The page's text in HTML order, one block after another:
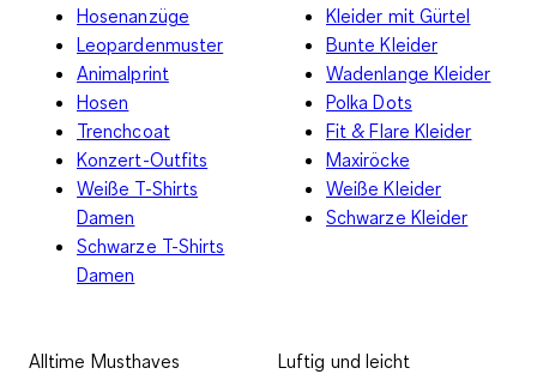
Hosenanzüge
Leopardenmuster
Animalprint
Hosen
Trenchcoat
Konzert-Outfits
Weiße T-Shirts
Damen
Schwarze T-Shirts
Damen
Kleider mit Gürtel
Bunte Kleider
Wadenlange Kleider
Polka Dots
Fit & Flare Kleider
Maxiröcke
Weiße Kleider
Schwarze Kleider
Alltime Musthaves
Luftig und leicht